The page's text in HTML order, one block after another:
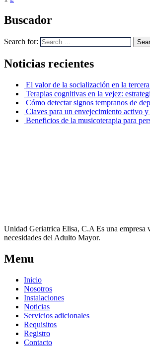
Buscador
Search for:
Noticias recientes
El valor de la socialización en la
Terapias cognitivas en la vejez:
Cómo detectar signos tempranos de
Claves para un envejecimiento activo y
Beneficios de la musicoterapia para
Unidad Geriatrica Elisa, C.A Es una empresa
necesidades del Adulto Mayor.
Menu
Inicio
Nosotros
Instalaciones
Noticias
Servicios adicionales
Requisitos
Registro
Contacto